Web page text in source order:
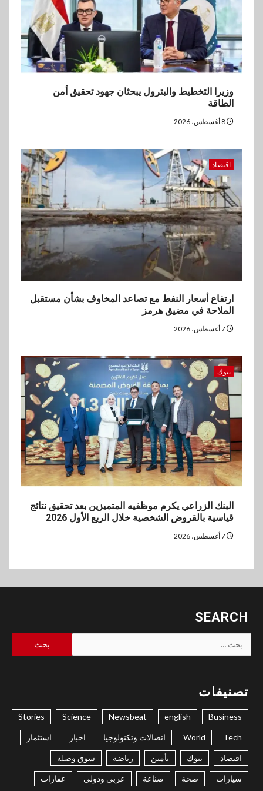
وزيرا التخطيط والبترول يبحثان جهود تحقيق أمن
الطاقة
اقتصاد
ارتفاع أسعار النفط مع تصاعد المخاوف بشأن مستقبل
الملاحة في مضيق هرمز
بنوك
البنك الزراعي يكرم موظفيه المتميزين بعد تحقيق نتائج
قياسية بالقروض الشخصية خلال الربع الأول 2026
SEARCH
عن:
تصنيفات
Business
english
Newsbeat
Science
Stories
Tech
World اتصالات وتكنولوجيا اخبار استثمار
اقتصاد بنوك تأمين رياضة سوق وصلة
سيارات صحة صناعة عربي ودولي عقارات